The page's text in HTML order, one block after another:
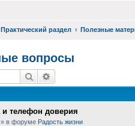
Практический раздел Полезные
вопросы
Поиск
и телефон доверия
» в форуме Радость жизни